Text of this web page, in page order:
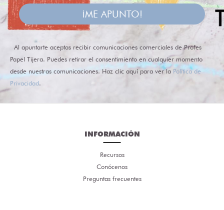
¡ME APUNTO!
Al apuntarte aceptas recibir comunicaciones comerciales de Profes
Papel Tijera. Puedes retirar el consentimiento en cualquier momento
desde nuestras comunicaciones. Haz clic aquí para ver la Política de
Privacidad.
INFORMACIÓN
Recursos
Conócenos
Preguntas frecuentes